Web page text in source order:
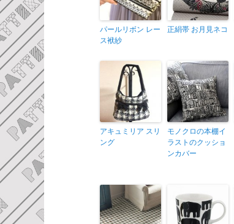
パールリボン レー
ス袱紗
正絹帯 お月見ネコ
アキュミリア スリ
ング
モノクロの本棚イ
ラストのクッショ
ンカバー